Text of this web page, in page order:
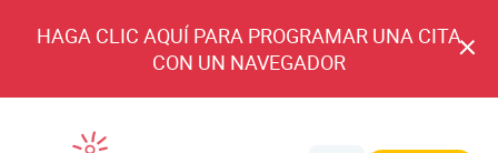
HAGA CLIC AQUÍ PARA PROGRAMAR UNA CITA
CON UN NAVEGADOR